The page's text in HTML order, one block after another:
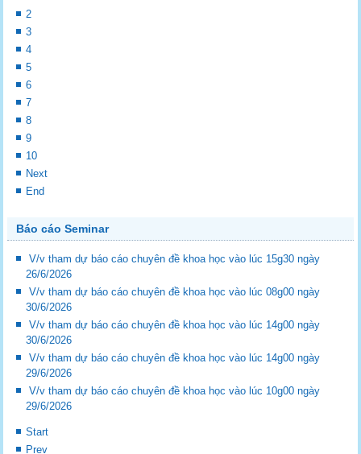
2
3
4
5
6
7
8
9
10
Next
End
Báo cáo Seminar
V/v tham dự báo cáo chuyên đề khoa học vào lúc 15g30 ngày
26/6/2026
V/v tham dự báo cáo chuyên đề khoa học vào lúc 08g00 ngày
30/6/2026
V/v tham dự báo cáo chuyên đề khoa học vào lúc 14g00 ngày
30/6/2026
V/v tham dự báo cáo chuyên đề khoa học vào lúc 14g00 ngày
29/6/2026
V/v tham dự báo cáo chuyên đề khoa học vào lúc 10g00 ngày
29/6/2026
Start
Prev